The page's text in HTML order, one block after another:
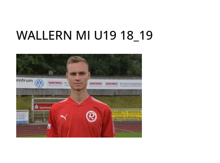
WALLERN MI U19 18_19